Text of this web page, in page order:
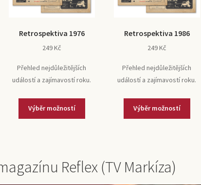
Retrospektiva 1976
249Kč
Přehled nejdůležitějších
událostí a zajímavostí roku.
Výběr možností
Retrospektiva 1986
249Kč
Přehled nejdůležitějších
událostí a zajímavostí roku.
Výběr možností
Reflex (TV Markíza)